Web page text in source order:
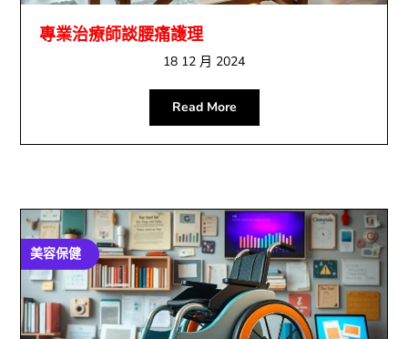
專業治療師談腰痛護理
18 12 月 2024
Read More
美容保健